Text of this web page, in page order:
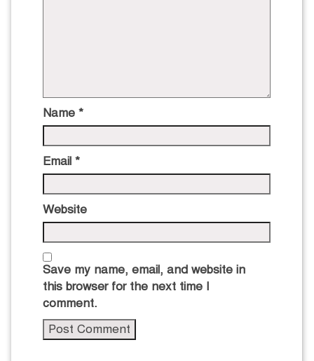
Name *
Email *
Website
Save my name, email, and website in
this browser for the next time I
comment.